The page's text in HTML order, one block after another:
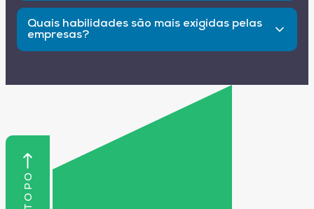
As causas incluem a transformação digital
acelerada, o desconhecimento das exigências
do mercado, a falta de qualificação contínua e a
defasagem entre o ensino tradicional e as
competências exigidas pelas empresas.
Quais habilidades são mais exigidas pelas
empresas?